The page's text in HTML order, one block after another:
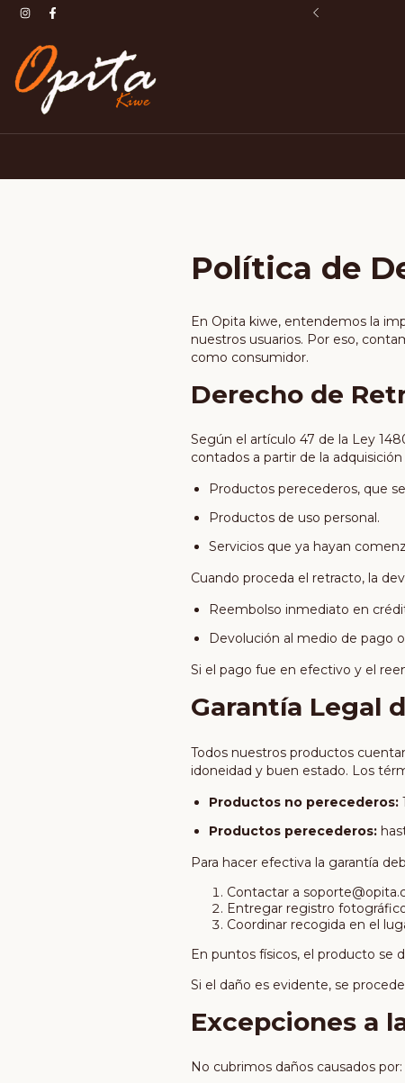
Orgullo ☕ Nuestro Origen ✨
Política de
En Opita kiwe, entendemos la
nuestros usuarios. Por eso,
como consumidor.
Derecho de
Según el artículo 47 de la Ley
contados a partir de la
Productos perecederos, que
Productos de uso personal.
Servicios que ya hayan
Cuando proceda el retracto, la
Reembolso inmediato en
Devolución al medio de pago
Si el pago fue en efectivo y el
Garantía Legal
Todos nuestros productos
idoneidad y buen estado. Los
Productos no perecederos:
Productos perecederos:
Para hacer efectiva la garantía
Contactar a
Entregar registro
Coordinar recogida en el
En puntos físicos, el producto se
Si el daño es evidente, se
Excepciones a
No cubrimos daños causados por: